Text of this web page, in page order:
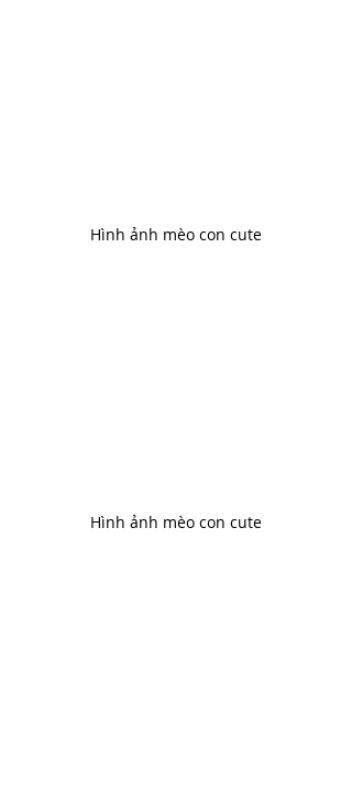
Hình ảnh mèo con cute
Hình ảnh mèo con cute